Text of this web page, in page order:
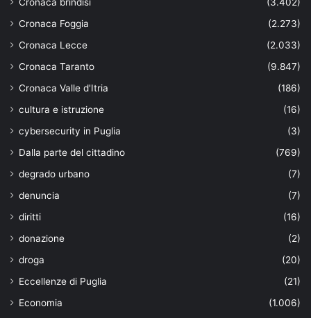
Cronaca brindisi
(3.402)
Cronaca Foggia
(2.273)
Cronaca Lecce
(2.033)
Cronaca Taranto
(9.847)
Cronaca Valle d'Itria
(186)
cultura e istruzione
(16)
cybersecurity in Puglia
(3)
Dalla parte del cittadino
(769)
degrado urbano
(7)
denuncia
(7)
diritti
(16)
donazione
(2)
droga
(20)
Eccellenze di Puglia
(21)
Economia
(1.006)